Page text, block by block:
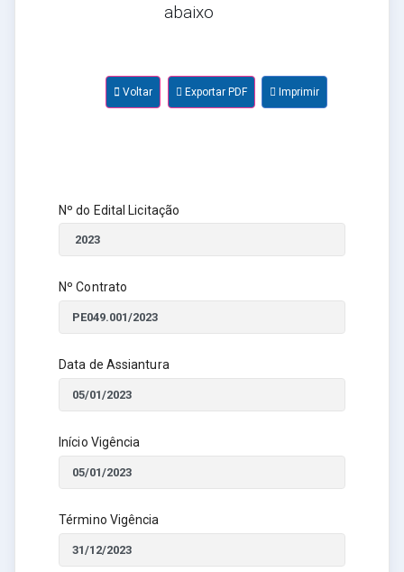
abaixo
Voltar Exportar PDF Imprimir
Nº do Edital Licitação
Nº Contrato
Data de Assiantura
Início Vigência
Término Vigência